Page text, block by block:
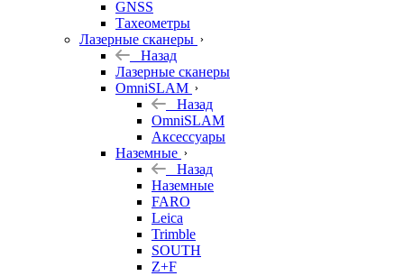
GNSS
Тахеометры
Лазерные сканеры
Назад
Лазерные сканеры
OmniSLAM
Назад
OmniSLAM
Аксессуары
Наземные
Назад
Наземные
FARO
Leica
Trimble
SOUTH
Z+F